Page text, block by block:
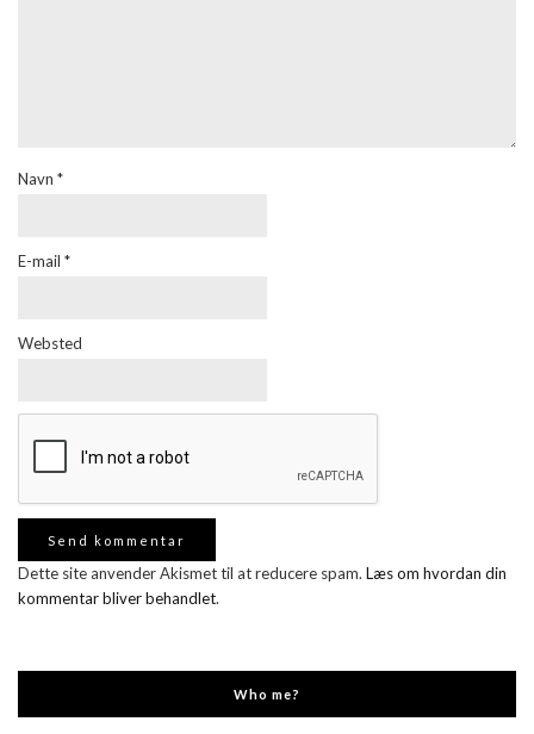
Navn *
E-mail *
Websted
Dette site anvender Akismet til at reducere spam. Læs om hvordan din
kommentar bliver behandlet.
Who me?